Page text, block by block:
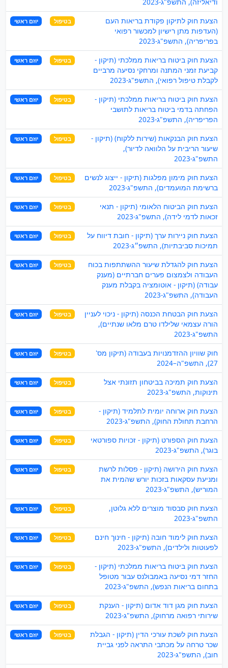
הצעת חוק לתיקון פקודת בריאות העם
(העדפות מתן רישיון למכשור רפואי
בפריפריה), התשפ"ג-2023
בטיפול יוזם ראשי
הצעת חוק ביטוח בריאות ממלכתי (תיקון -
קביעת זמני המתנה ומרחקי נסיעה מרביים
לקבלת טיפול רפואי), התשפ"ג-2023
בטיפול יוזם ראשי
הצעת חוק ביטוח בריאות ממלכתי (תיקון -
הפחתה בדמי ביטוח בריאות לתושבי
הפריפריה), התשפ"ג-2023
בטיפול יוזם ראשי
הצעת חוק הבנקאות (שירות ללקוח) (תיקון -
שיעור הריבית על הלוואה לדיור),
התשפ"ג-2023
בטיפול יוזם ראשי
הצעת חוק מימון מפלגות (תיקון - ייצוג לנשים
ברשימת המועמדים), התשפ"ג-2023
בטיפול יוזם ראשי
הצעת חוק הביטוח הלאומי (תיקון - תנאי
זכאות לדמי לידה), התשפ"ג-2023
בטיפול יוזם ראשי
הצעת חוק ניירות ערך (תיקון - חובת דיווח על
תמיכות סביבתיות), התשפ״ג-2023
בטיפול יוזם ראשי
הצעת חוק להגדלת שיעור ההשתתפות בכוח
העבודה ולצמצום פערים חברתיים (מענק
עבודה) (תיקון - אוטומציה בקבלת מענק
העבודה), התשפ"ג-2023
בטיפול יוזם ראשי
הצעת חוק הבטחת הכנסה (תיקון - ניכוי לעניין
הורה עצמאי שלילדו טרם מלאו שנתיים),
התשפ"ג-2023
בטיפול יוזם ראשי
חוק שוויון ההזדמנויות בעבודה (תיקון מס'
27), התשפ"ה–2024
בטיפול יוזם ראשי
הצעת חוק תמיכה בביטחון תזונתי אצל
תינוקות, התשפ"ג-2023
בטיפול יוזם ראשי
הצעת חוק ארוחה יומית לתלמיד (תיקון -
הרחבת תחולת החוק), התשפ"ג-2023
בטיפול יוזם ראשי
הצעת חוק הספורט (תיקון - זכויות ספורטאי
בוגר), התשפ"ג-2023
בטיפול יוזם ראשי
הצעת חוק הירושה (תיקון - פסלות לרשת
ומניעת עסקאות בזכות יורש שהמית את
המוריש), התשפ"ג-2023
בטיפול יוזם ראשי
הצעת חוק סבסוד מוצרים ללא גלוטן,
התשפ"ג-2023
בטיפול יוזם ראשי
הצעת חוק לימוד חובה (תיקון - חינוך חינם
לפעוטות ולילדים), התשפ"ג-2023
בטיפול יוזם ראשי
הצעת חוק ביטוח בריאות ממלכתי (תיקון -
החזר דמי נסיעה באמבולנס עבור מטופל
בתחום בריאות הנפש), התשפ"ג-2023
בטיפול יוזם ראשי
הצעת חוק מגן דוד אדום (תיקון - הענקת
שירותי רפואה מרחוק), התשפ"ג-2023
בטיפול יוזם ראשי
הצעת חוק לשכת עורכי הדין (תיקון - הגבלת
שכר טרחה על מכתבי התראה לפני גביית
חוב), התשפ"ג-2023
בטיפול יוזם ראשי